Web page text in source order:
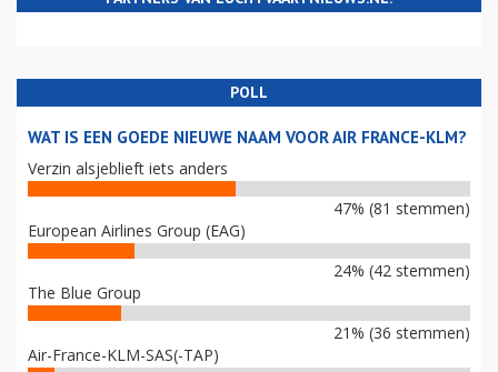
POLL
WAT IS EEN GOEDE NIEUWE NAAM VOOR AIR FRANCE-KLM?
Verzin alsjeblieft iets anders
47% (81 stemmen)
European Airlines Group (EAG)
24% (42 stemmen)
The Blue Group
21% (36 stemmen)
Air-France-KLM-SAS(-TAP)